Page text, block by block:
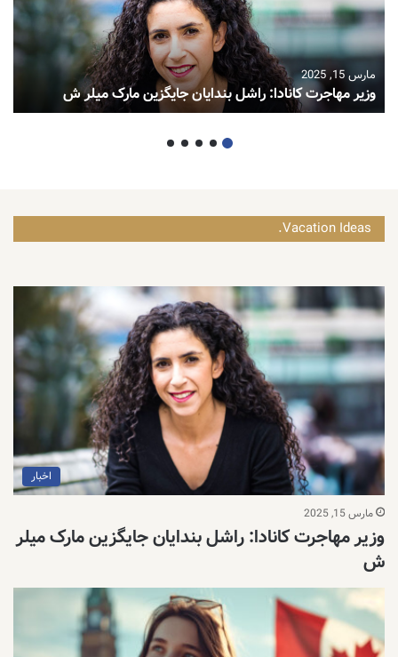
مارس 15, 2025
وزیر مهاجرت کانادا: راشل بندایان جایگزین مارک میلر ش
Vacation Ideas.
اخبار
مارس 15, 2025
وزیر مهاجرت کانادا: راشل بندایان جایگزین مارک میلر
ش